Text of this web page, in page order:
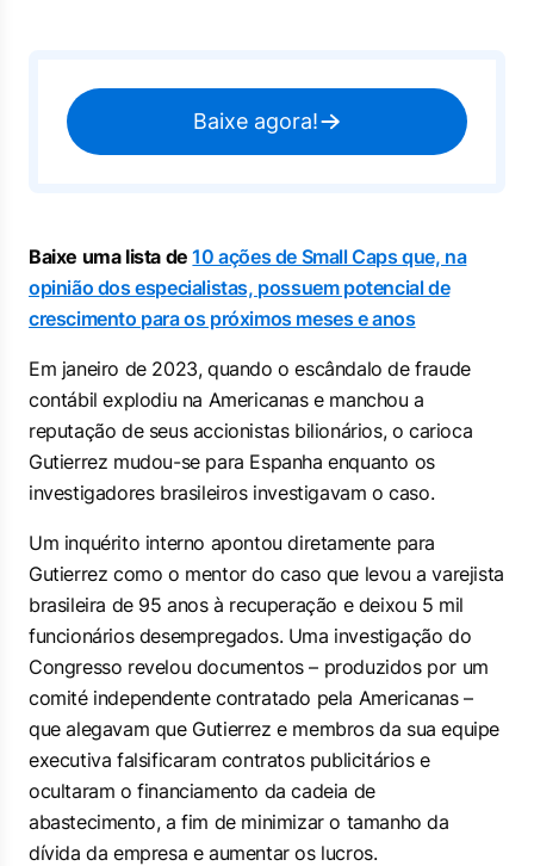
Baixe agora!
Baixe uma lista de10 ações de Small Caps que, na
opinião dos especialistas, possuem potencial de
crescimento para os próximos meses e anos
Em janeiro de 2023, quando o escândalo de fraude
contábil explodiu na Americanas e manchou a
reputação de seus accionistas bilionários, o carioca
Gutierrez mudou-se para Espanha enquanto os
investigadores brasileiros investigavam o caso.
Um inquérito interno apontou diretamente para
Gutierrez como o mentor do caso que levou a varejista
brasileira de 95 anos à recuperação e deixou 5 mil
funcionários desempregados. Uma investigação do
Congresso revelou documentos – produzidos por um
comité independente contratado pela Americanas –
que alegavam que Gutierrez e membros da sua equipe
executiva falsificaram contratos publicitários e
ocultaram o financiamento da cadeia de
abastecimento, a fim de minimizar o tamanho da
dívida da empresa e aumentar os lucros.